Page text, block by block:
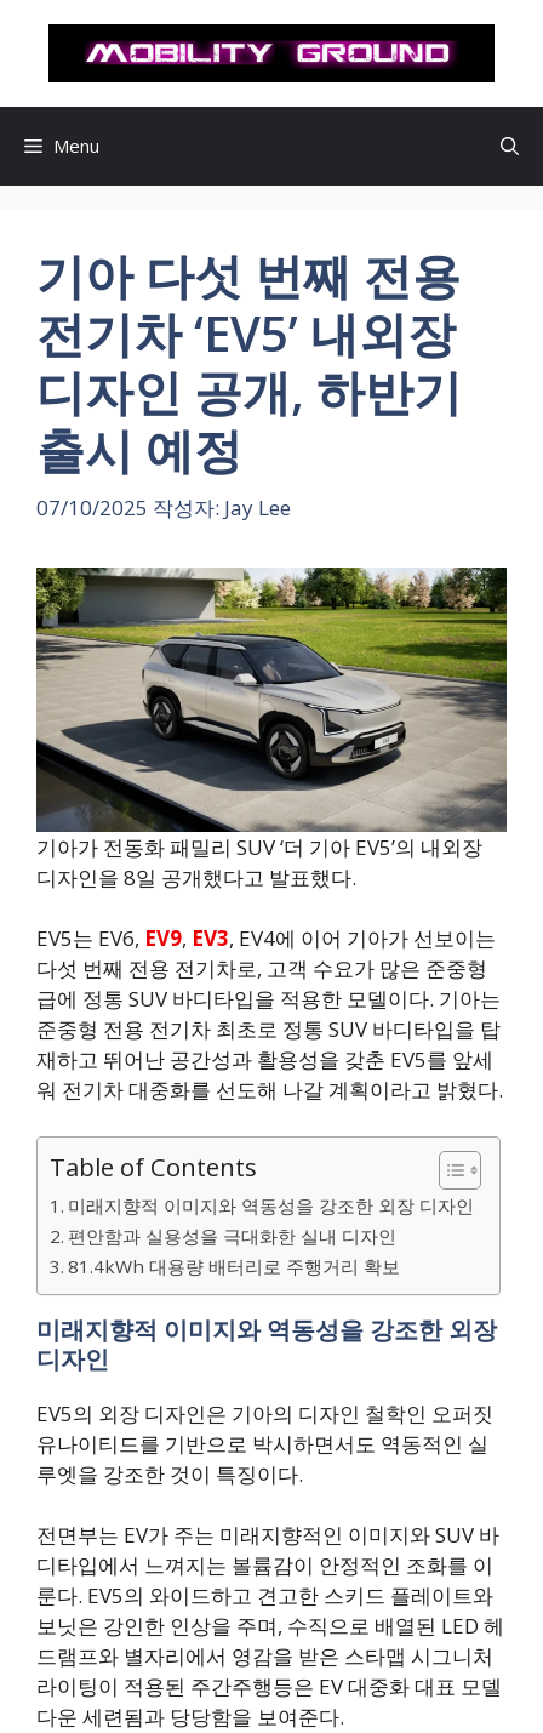
로
Menu
기아 다섯 번째 전용
전기차 ‘EV5’ 내외장
디자인 공개, 하반기
출시 예정
07/10/2025 작성자: Jay Lee
기아가 전동화 패밀리 SUV ‘더 기아 EV5’의 내외장
디자인을 8일 공개했다고 발표했다.
EV5는 EV6, EV9, EV3, EV4에 이어 기아가 선보이는
다섯 번째 전용 전기차로, 고객 수요가 많은 준중형
급에 정통 SUV 바디타입을 적용한 모델이다. 기아는
준중형 전용 전기차 최초로 정통 SUV 바디타입을 탑
재하고 뛰어난 공간성과 활용성을 갖춘 EV5를 앞세
워 전기차 대중화를 선도해 나갈 계획이라고 밝혔다.
Table of Contents
미래지향적 이미지와 역동성을 강조한 외장 디자인
편안함과 실용성을 극대화한 실내 디자인
81.4kWh 대용량 배터리로 주행거리 확보
미래지향적 이미지와 역동성을 강조한 외장
디자인
EV5의 외장 디자인은 기아의 디자인 철학인 오퍼짓
유나이티드를 기반으로 박시하면서도 역동적인 실
루엣을 강조한 것이 특징이다.
전면부는 EV가 주는 미래지향적인 이미지와 SUV 바
디타입에서 느껴지는 볼륨감이 안정적인 조화를 이
룬다. EV5의 와이드하고 견고한 스키드 플레이트와
보닛은 강인한 인상을 주며, 수직으로 배열된 LED 헤
드램프와 별자리에서 영감을 받은 스타맵 시그니처
라이팅이 적용된 주간주행등은 EV 대중화 대표 모델
다운 세련됨과 당당함을 보여준다.